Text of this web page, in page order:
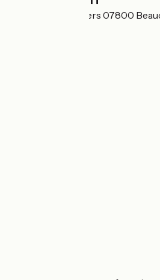
1 Rue des abricotiers 07800